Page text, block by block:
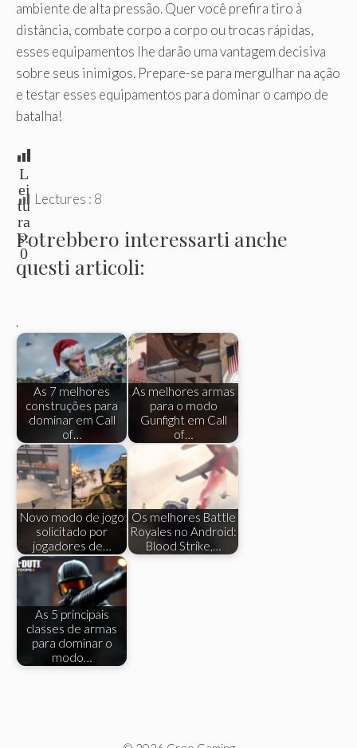
ambiente de alta pressão. Quer você prefira tiro à
distância, combate corpo a corpo ou trocas rápidas,
esses equipamentos lhe darão uma vantagem decisiva
sobre seus inimigos. Prepare-se para mergulhar na ação
e testar esses equipamentos para dominar o campo de
batalha!
L
ei
tu
ra
s:
0
Lectures : 8
Potrebbero interessarti anche
questi articoli:
.
As 7 melhores
construções para
dominar em Call
of…
As melhores armas
para o modo
Gunfight em Call
of…
Novo modo de jogo
solicitado por
jogadores de…
Os melhores Battle
Royales no Android:
Blood Strike,…
As 5 principais
classes de armas
para dominar o
modo…